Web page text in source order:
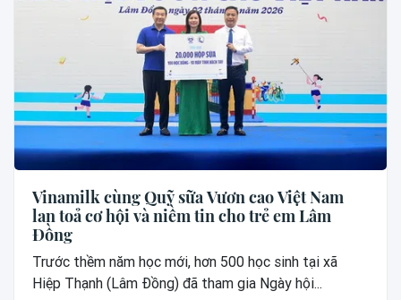
Vinamilk cùng Quỹ sữa Vươn cao Việt Nam
lan toả cơ hội và niềm tin cho trẻ em Lâm
Đồng
Trước thềm năm học mới, hơn 500 học sinh tại xã
Hiệp Thạnh (Lâm Đồng) đã tham gia Ngày hội...